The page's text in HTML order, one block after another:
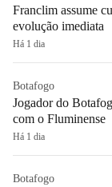
Franclim assume
evolução imediata
Há 1 dia
Botafogo
Jogador do
com o Fluminense
Há 1 dia
Botafogo